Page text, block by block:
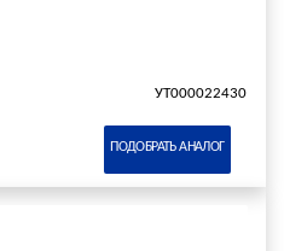
УТ000022430
ПОДОБРАТЬ АНАЛОГ